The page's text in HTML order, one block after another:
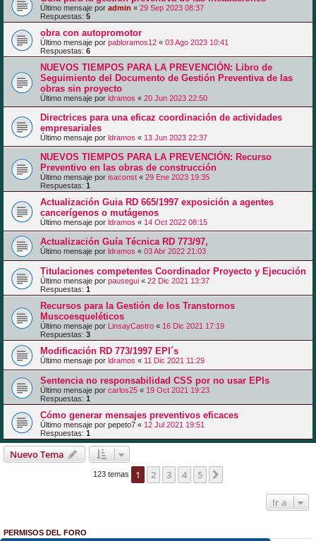
Último mensaje por admin « 29 Sep 2023 08:37
Respuestas: 5
obra con autopromotor
Último mensaje por pabloramos12 « 03 Ago 2023 10:41
Respuestas: 6
NUEVOS TIEMPOS PARA LA PREVENCIÓN: Libro de
Seguimiento del Documento de Gestión Preventiva de las
obras sin proyecto
Último mensaje por ldramos « 20 Jun 2023 22:50
Directrices para una eficaz coordinación de actividades
empresariales
Último mensaje por ldramos « 13 Jun 2023 22:37
NUEVOS TIEMPOS PARA LA PREVENCIÓN: Recurso
Preventivo en las obras de construcción
Último mensaje por isaconst « 29 Ene 2023 19:35
Respuestas: 1
Actualización Guia RD 665/1997 exposición a agentes
cancerígenos o mutágenos
Último mensaje por ldramos « 14 Oct 2022 08:15
Actualización Guía Técnica RD 773/97,
Último mensaje por ldramos « 03 Abr 2022 21:03
Titulaciones competentes Coordinador Proyecto y Ejecución
Último mensaje por pausegui « 22 Dic 2021 13:37
Respuestas: 1
Recursos para la Gestión de los Transtornos
Muscoesqueléticos
Último mensaje por LinsayCastro « 16 Dic 2021 17:19
Respuestas: 3
Modificación RD 773/1997 EPI´s
Último mensaje por ldramos « 11 Dic 2021 11:29
Sentencia no responsabilidad CSS por no usar EPIs
Último mensaje por carlos25 « 19 Oct 2021 19:23
Respuestas: 1
Cómo generar mensajes preventivos eficaces
Último mensaje por pepeto7 « 12 Jul 2021 19:51
Respuestas: 1
Nuevo Tema
123 temas 1 2 3 4 5
Ir a
PERMISOS DEL FORO